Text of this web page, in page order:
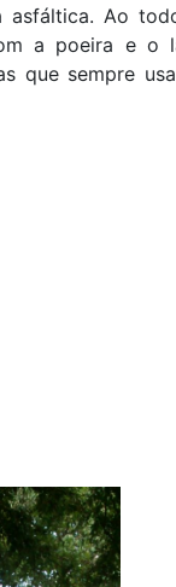
asfáltica. Ao
a poeira e o
que sempre